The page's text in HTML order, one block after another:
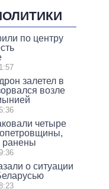
по центру
залетел в
возле
четыре
ранены
о ситуации